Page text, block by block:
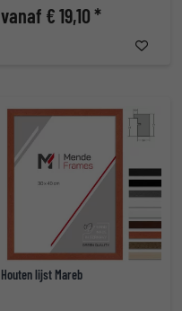
vanaf € 19,10 *
Houten lijst Mareb